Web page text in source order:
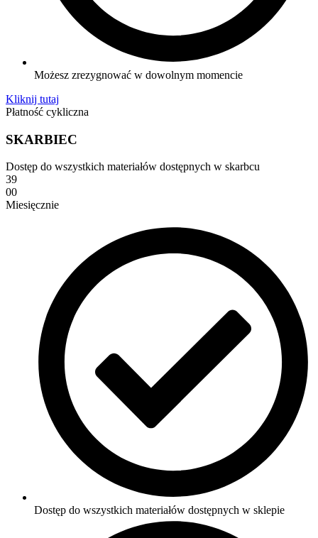
Możesz zrezygnować w dowolnym momencie
Kliknij tutaj
Płatność cykliczna
SKARBIEC
Dostęp do wszystkich materiałów dostępnych w skarbcu
39
00
Miesięcznie
Dostęp do wszystkich materiałów dostępnych w sklepie